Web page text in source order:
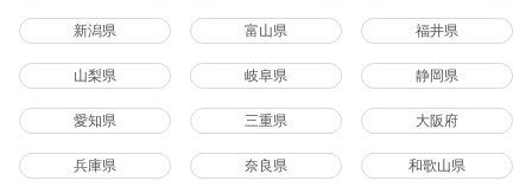
新潟県 富山県 福井県
山梨県 岐阜県 静岡県
愛知県 三重県 大阪府
兵庫県 奈良県 和歌山県